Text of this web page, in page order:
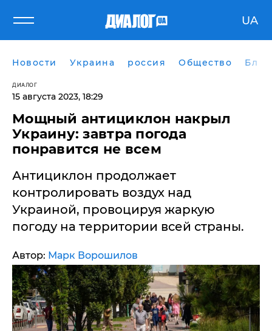
UA
Новости Украина россия Общество
ДИАЛОГ
15 августа 2023, 18:29
Мощный антициклон накрыл
Украину: завтра погода
понравится не всем
Антициклон продолжает
контролировать воздух над
Украиной, провоцируя жаркую
погоду на территории всей страны.
Автор: Марк Ворошилов